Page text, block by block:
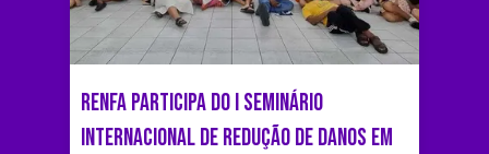
RENFA participa do I Seminário
Internacional de Redução de Danos em